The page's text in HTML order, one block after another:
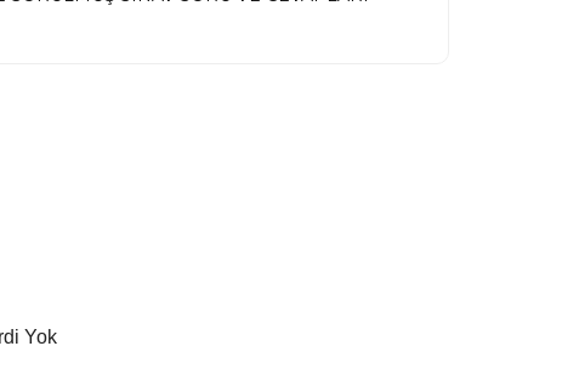
Yok